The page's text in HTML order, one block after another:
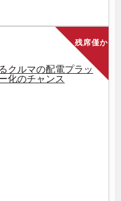
残席僅か
クルマの配電プラッ
化のチャンス